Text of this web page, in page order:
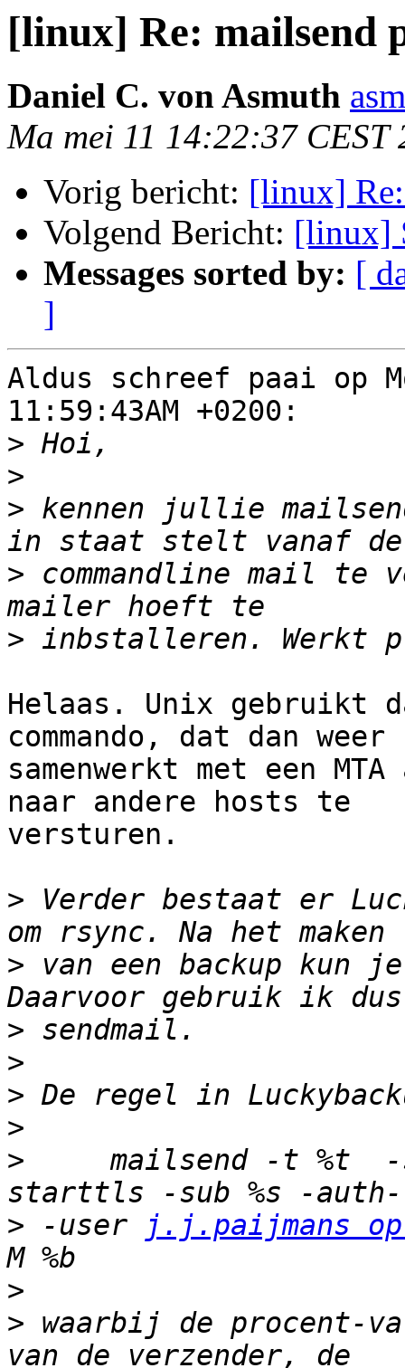
[linux] Re: mailsend
Daniel C. von Asmuth
Ma mei 11 14:22:37 CEST
Vorig bericht: [linux]
Volgend Bericht: [linux]
Messages sorted by: [
]
Aldus schreef paai op
11:59:43AM +0200:
>
>
> kennen jullie
> commandline mail te
>
Helaas. Unix gebruikt
commando, dat dan weer
samenwerkt met een
naar andere hosts te
versturen.
> Verder bestaat er
> van een backup kun
>
>
>
>
>
mailsend -t %t
> -user
j.j.paijmans op
>
> waarbij de procent-